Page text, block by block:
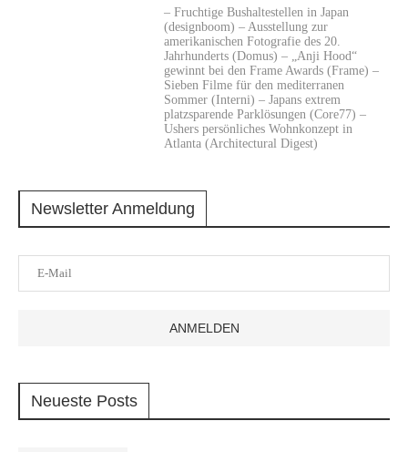
– Fruchtige Bushaltestellen in Japan
(designboom) – Ausstellung zur
amerikanischen Fotografie des 20.
Jahrhunderts (Domus) – „Anji Hood“
gewinnt bei den Frame Awards (Frame) –
Sieben Filme für den mediterranen
Sommer (Interni) – Japans extrem
platzsparende Parklösungen (Core77) –
Ushers persönliches Wohnkonzept in
Atlanta (Architectural Digest)
Newsletter Anmeldung
Neueste Posts